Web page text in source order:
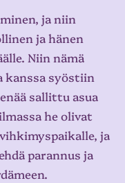
ja niin
ja hänen
Niin nämä
kanssa syöstiin
sallittu asua
he olivat
ja
parannus ja